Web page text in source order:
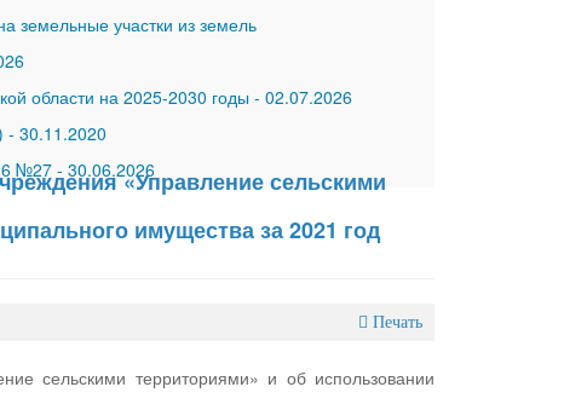
земельные участки из земель
области на 2025-2030 годы - 02.07.2026
- 30.11.2020
№27 - 30.06.2026«Управление сельскими
имущества за 2021 год
Печать
сельскими территориями» и об использовании